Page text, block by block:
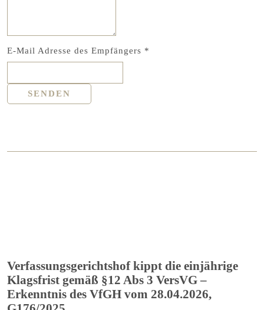
E-Mail Adresse des Empfängers *
SENDEN
Verfassungsgerichtshof kippt die einjährige
Klagsfrist gemäß §12 Abs 3 VersVG –
Erkenntnis des VfGH vom 28.04.2026,